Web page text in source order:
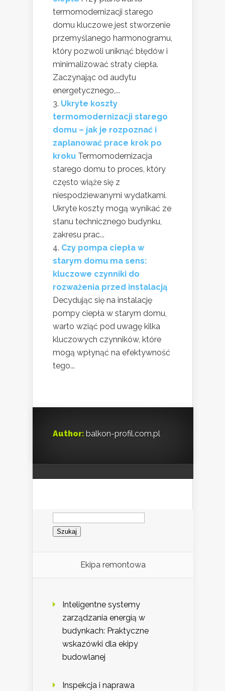
termomodernizacji starego
domu kluczowe jest stworzenie
przemyślanego harmonogramu,
który pozwoli uniknąć błędów i
minimalizować straty ciepła.
Zaczynając od audytu
energetycznego,...
Ukryte koszty
termomodernizacji starego
domu – jak je rozpoznać i
zaplanować prace krok po
kroku Termomodernizacja
starego domu to proces, który
często wiąże się z
niespodziewanymi wydatkami.
Ukryte koszty mogą wynikać ze
stanu technicznego budynku,
zakresu prac...
Czy pompa ciepła w
starym domu ma sens:
kluczowe czynniki do
rozważenia przed instalacją
Decydując się na instalację
pompy ciepła w starym domu,
warto wziąć pod uwagę kilka
kluczowych czynników, które
mogą wpłynąć na efektywność
tego...
Author: balkon-profil.com.pl
Szukaj:
Ekipa remontowa
Inteligentne systemy
zarządzania energią w
budynkach: Praktyczne
wskazówki dla ekipy
budowlanej
Inspekcja i naprawa